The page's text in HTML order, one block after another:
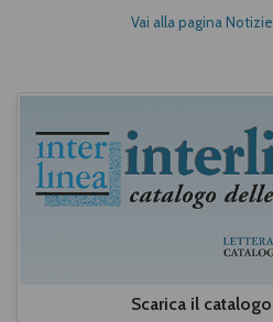
Vai alla pagina Notizie
Scarica il catalogo